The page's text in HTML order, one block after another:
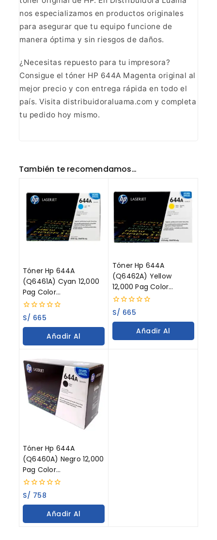
nos especializamos en productos originales
para asegurar que tu equipo funcione de
manera óptima y sin riesgos de daños.
¿Necesitas repuesto para tu impresora?
Consigue el tóner HP 644A Magenta original al
mejor precio y con entrega rápida en todo el
país. Visita distribuidoraluama.com y completa
tu pedido hoy mismo.
También te recomendamos…
Tóner Hp 644A
(Q6461A) Cyan 12,000
Pag Color
LaserJet 4730
0
out
of
S/ 665
Añadir Al
Tóner Hp 644A
(Q6462A) Yellow
12,000 Pag Color
LaserJet 4730
0
out
of
S/ 665
Añadir Al
Tóner Hp 644A
(Q6460A) Negro 12,000
Pag Color
LaserJet 4730
0
out
of
S/ 758
Añadir Al